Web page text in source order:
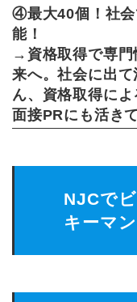
④最大40個！社
能！
→資格取得で専門
来へ。社会に出
ん、資格取得によ
面接PRにも活き
NJCで
キーマ